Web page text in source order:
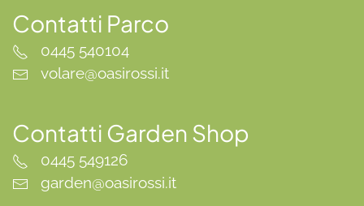
Contatti Parco
0445 540104
volare@oasirossi.it
Contatti Garden Shop
0445 549126
garden@oasirossi.it